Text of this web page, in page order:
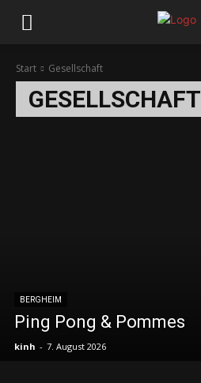
Start Gesellschaft
GESELLSCHAFT
BERGHEIM
Ping Pong & Pommes
kinh - 7. August 2026